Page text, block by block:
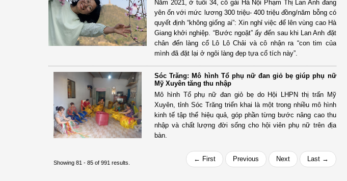
Năm 2021, ở tuổi 34, cô gái Hà Nội Phạm Thị Lan Anh đang
yên ổn với mức lương 300 triệu- 400 triệu đồng/năm bỗng có
quyết định “không giống ai”: Xin nghỉ việc để lên vùng cao Hà
Giang khởi nghiệp. “Bước ngoặt” ấy đến sau khi Lan Anh đặt
chân đến làng cổ Lô Lô Chải và cô nhận ra “con tim của
mình đã đặt lại ở ngôi làng đẹp tựa cổ tích này”.
Sóc Trăng: Mô hình Tổ phụ nữ đan giỏ bẹ giúp phụ nữ
Mỹ Xuyên tăng thu nhập
Mô hình Tổ phụ nữ đan giỏ bẹ do Hội LHPN thị trấn Mỹ
Xuyên, tỉnh Sóc Trăng triển khai là một trong nhiều mô hình
kinh tế tập thể hiệu quả, góp phần từng bước nâng cao thu
nhập và chất lượng đời sống cho hội viên phụ nữ trên địa
bàn.
Showing 81 - 85 of 991 results. ← First Previous Next Last →